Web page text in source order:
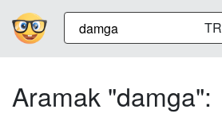
TR
Aramak "damga":